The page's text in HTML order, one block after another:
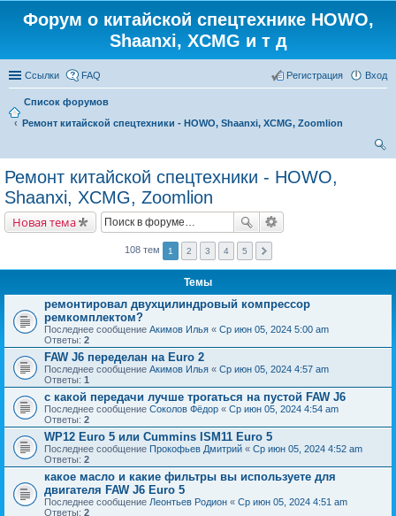
Форум о китайской спецтехнике HOWO,
Shaanxi, XCMG и т д
Ссылки FAQ Вход
Регистрация
Список форумов
Ремонт китайской спецтехники - HOWO, Shaanxi, XCMG, Zoomlion
Ремонт китайской спецтехники - HOWO,
Shaanxi, XCMG, Zoomlion
Новая тема
108 тем 1 2 3 4 5
Темы
ремонтировал двухцилиндровый компрессор
ремкомплектом?
Последнее сообщение Акимов Илья « Ср июн 05, 2024 5:00 am
Ответы: 2
FAW J6 переделан на Euro 2
Последнее сообщение Акимов Илья « Ср июн 05, 2024 4:57 am
Ответы: 1
с какой передачи лучше трогаться на пустой FAW J6
Последнее сообщение Соколов Фёдор « Ср июн 05, 2024 4:54 am
Ответы: 2
WP12 Euro 5 или Cummins ISM11 Euro 5
Последнее сообщение Прокофьев Дмитрий « Ср июн 05, 2024 4:52 am
Ответы: 2
какое масло и какие фильтры вы используете для
двигателя FAW J6 Euro 5
Последнее сообщение Леонтьев Родион « Ср июн 05, 2024 4:51 am
Ответы: 2